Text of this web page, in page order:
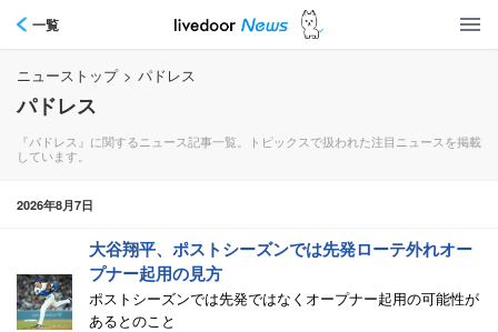
一覧
ニューストップ > パドレス
パドレス
『パドレス』に関するニュース記事一覧。トピックスで扱われた注目ニュースを掲載
しています。
2026年8月7日
大谷翔平、ポストシーズンでは先発ローテ外れオー
プナー起用の見方
ポストシーズンでは先発ではなくオープナー起用の可能性が
あるとのこと